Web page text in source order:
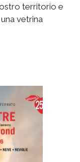
territorio e
vetrina